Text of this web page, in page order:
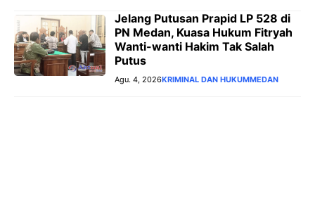
‎Jelang Putusan Prapid LP 528 di
PN Medan, Kuasa Hukum Fitryah
Wanti-wanti Hakim Tak Salah
Putus
Agu. 4, 2026KRIMINAL DAN HUKUMMEDAN